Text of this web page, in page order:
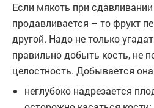
Если мякоть при
продавливается – то фрукт
другой. Надо не только
правильно добыть кость, не
целостность. Добывается
неглубоко надрезается